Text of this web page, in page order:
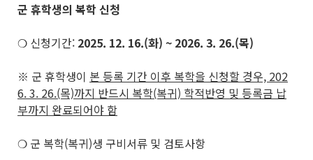
군 휴학생의 복학 신청
❍ 신청기간: 2025. 12. 16.(화) ~ 2026. 3. 26.(목)
※ 군 휴학생이 본 등록 기간 이후 복학을 신청할 경우, 202
6. 3. 26.(목)까지 반드시 복학(복귀) 학적반영 및 등록금 납
부까지 완료되어야 함
❍ 군 복학(복귀)생 구비서류 및 검토사항